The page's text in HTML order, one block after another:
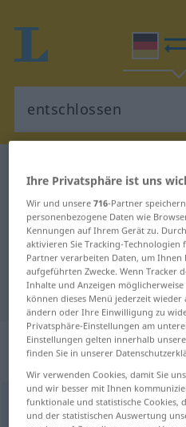
Deutsch-
für
"entschlossen"
Übersetzung
„entschlossen“
gebraucht
entschlossen [ɛntˈʃlɔsən]adjt
Ihre Privatsphäre ist uns
Wir und unsere716-Partner
personenbezogene Daten wie
Kennungen auf Ihrem Gerät zu.
aktivieren Sie Tracking-
Partner verarbeiten Daten, um Ihnen
aufgeführten Zwecke. Wenn Tracker
Inhalte und Anzeigen
können dieses Menü jederzeit
ändern oder Ihre Einwilligung zu
Privatsphäre-Einstellungen am
Einstellungen gelten innerhalb
finden Sie in unserer
Wir verwenden Cookies, damit Sie
und wir besser mit Ihnen
funktionale und statistische Cookies,
und der statistischen Auswertung